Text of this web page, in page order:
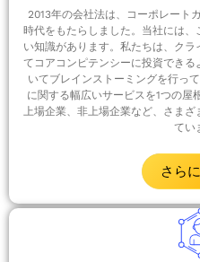
2013年の会社法は、コーポレート
時代をもたらしました。当社には
い知識があります。私たちは、ク
てコアコンピテンシーに投資でき
いてブレインストーミングを行っ
に関する幅広いサービスを1つの屋
上場企業、非上場企業など、さま
てい
さら